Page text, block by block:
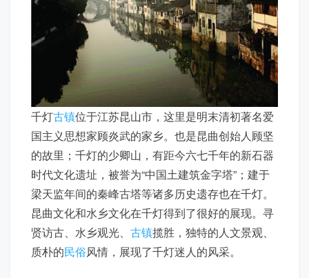
千灯古镇位于江苏昆山市，这里是明末清初著名爱
国主义思想家顾炎武的家乡。也是昆曲创始人顾坚
的故里；千灯的少卿山，有距今六七千年的新石器
时代文化遗址，被誉为“中国土建筑金字塔”；建于
梁天监年间的秦峰古塔等诸多历史遗存也在千灯。
昆曲文化和水乡文化在千灯得到了很好的展现。寻
贤访古、水乡观光、 古镇揽胜，独特的人文景观、
质朴的民俗风情，展现了千灯迷人的风采。